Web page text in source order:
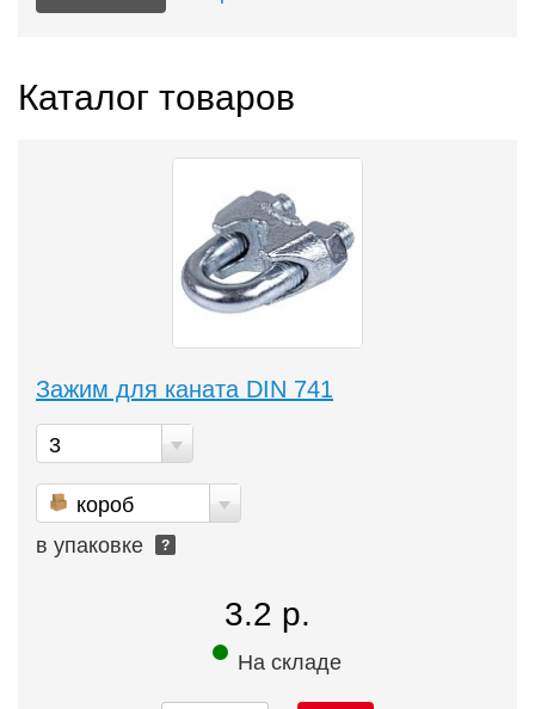
Каталог товаров
Зажим для каната DIN 741
3
короб
в упаковке
?
3.2 р.
На складе